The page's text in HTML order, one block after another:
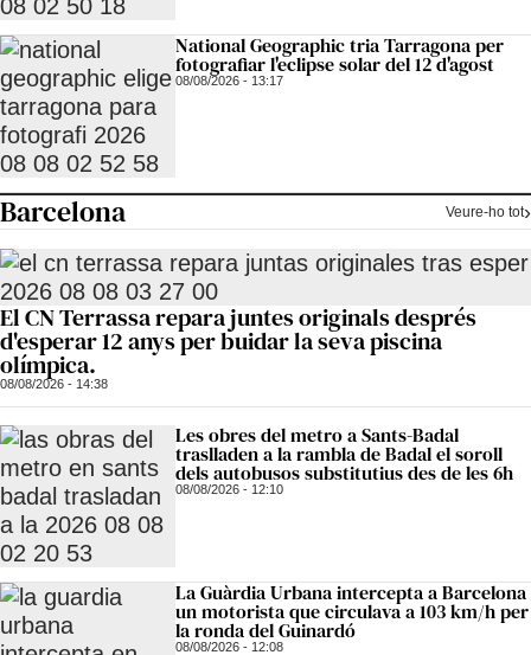
National Geographic tria Tarragona per
fotografiar l'eclipse solar del 12 d'agost
08/08/2026 - 13:17
Barcelona Veure-ho tot
El CN Terrassa repara juntes originals després
d'esperar 12 anys per buidar la seva piscina
olímpica.
08/08/2026 - 14:38
Les obres del metro a Sants-Badal
traslladen a la rambla de Badal el soroll
dels autobusos substitutius des de les 6h
08/08/2026 - 12:10
La Guàrdia Urbana intercepta a Barcelona
un motorista que circulava a 103 km/h per
la ronda del Guinardó
08/08/2026 - 12:08